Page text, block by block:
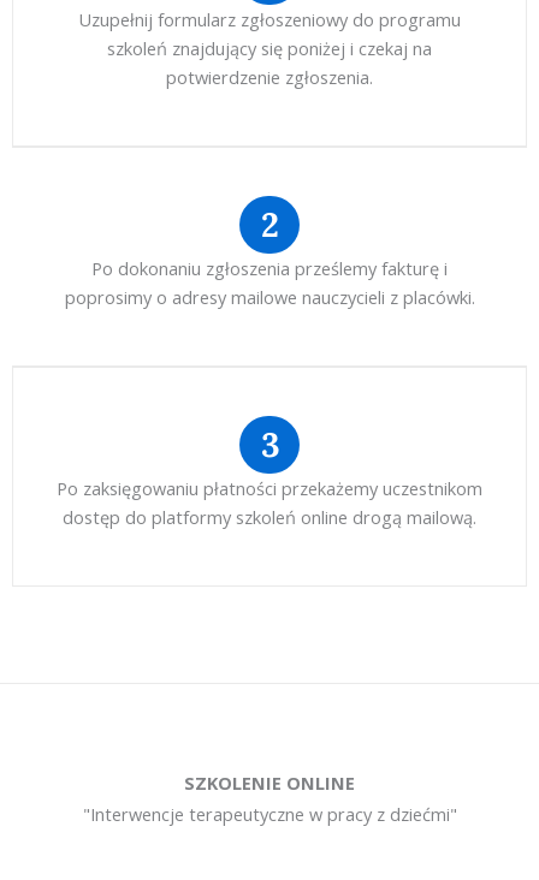
Uzupełnij formularz zgłoszeniowy do programu
szkoleń znajdujący się poniżej i czekaj na
potwierdzenie zgłoszenia.
2
Po dokonaniu zgłoszenia prześlemy fakturę i
poprosimy o adresy mailowe nauczycieli z placówki.
3
Po zaksięgowaniu płatności przekażemy uczestnikom
dostęp do platformy szkoleń online drogą mailową.
SZKOLENIE ONLINE
"Interwencje terapeutyczne w pracy z dziećmi"